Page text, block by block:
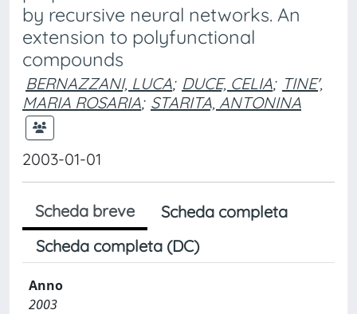
by recursive neural networks. An
extension to polyfunctional
compounds
BERNAZZANI, LUCA; DUCE, CELIA; TINE',
MARIA ROSARIA; STARITA, ANTONINA
2003-01-01
Scheda breve
Scheda completa
Scheda completa (DC)
Anno
2003